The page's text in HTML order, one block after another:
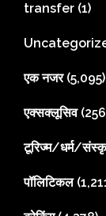
transfer (1)
एक नजर(5,095)
एक्सक्लूसिव
टूरिज्म/धर्म/
पॉलिटिकल